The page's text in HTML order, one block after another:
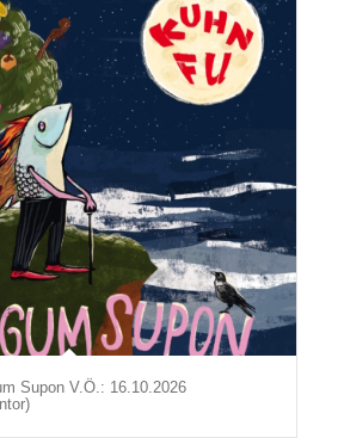
Supon V.Ö.: 16.10.2026